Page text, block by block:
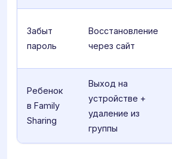
Забыт
пароль
Восстановление
через сайт
Ребенок
в Family
Sharing
Выход на
устройстве +
удаление из
группы